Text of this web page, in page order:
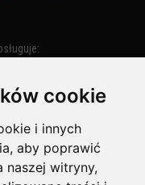
cookie
i innych
aby poprawić
naszej witryny,
w powiecie wejherowskim
i Redą tworzy zespół
W latach 1945–